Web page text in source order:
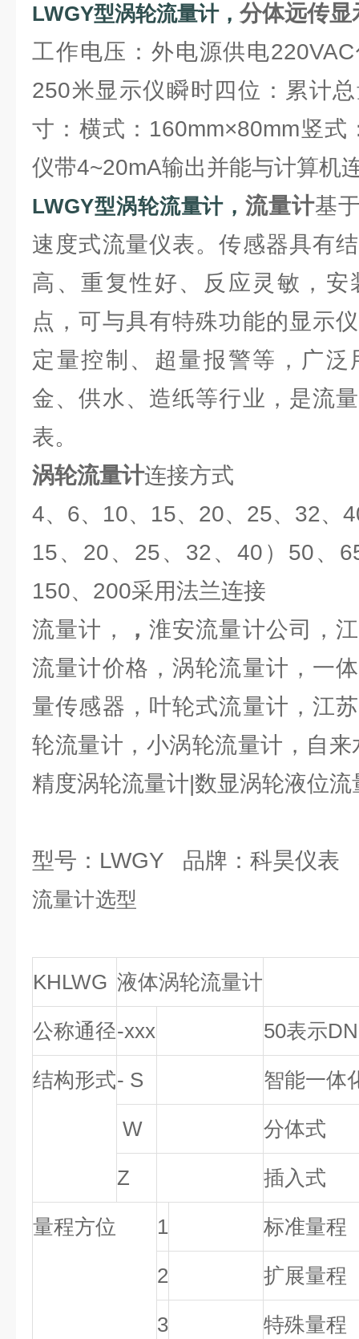
LWGY型涡轮流量计， 分体远传显
工作电压：外电源供电
250米显示仪瞬时四位：累计
寸：横式：160mm×80mm竖式
仪带4~20mA输出并能与计算机
LWGY型涡轮流量计 ，流量计基
速度式流量仪表。传感器具有
高、重复性好、反应灵敏，
点，可与具有特殊功能的显示
定量控制、超量报警等，广
金、供水、造纸等行业，是流
表。
涡轮流量计连接方式
4、6、10、15、20、25、32、
15、20、25、32、40）50、
150、200采用法兰连接
流量计，
， 淮安流量计公司，
流量计价格，涡轮流量计，一
量传感器，叶轮式流量计，江
轮流量计，小涡轮流量计，自
精度涡轮流量计|数显涡轮液位流
型号：LWGY 品牌：科昊仪表
流量计选型
KHLWG 液体涡轮流量计
公称通径-xxx 50表示
结构形式- S 智能一体
W 分体式
Z 插入式
量程方位 1 标准量程
2 扩展量程
3 特殊量程